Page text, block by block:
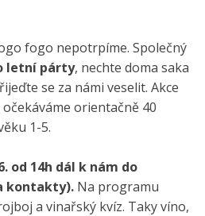
fogo nepotrpíme. Společný
letní párty, nechte doma saka
se za námi veselit. Akce
orientačně 40
1-5.
od 14h dál k nám do
kontakty). Na programu
a vinařský kvíz. Taky víno,